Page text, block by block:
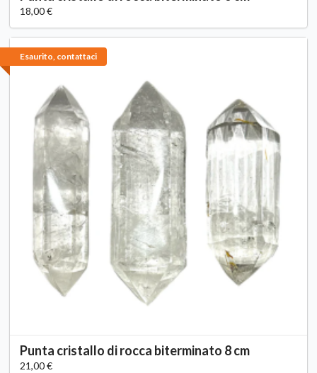
18,00 €
Esaurito, contattaci
Punta cristallo di rocca biterminato 8 cm
21,00 €